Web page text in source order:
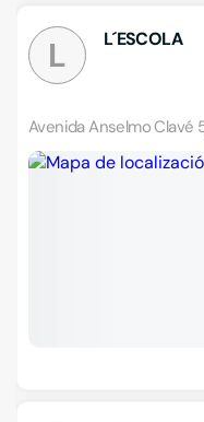
L L´ESCOLA
Avenida Anselmo Clavé